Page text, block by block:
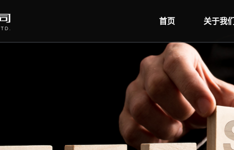
首页 关于我们
资质荣誉
专利证书
营业执照